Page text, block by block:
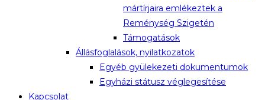
mártírjaira emlékeztek a
Reménység Szigetén
Támogatások
Állásfoglalások, nyilatkozatok
Egyéb gyülekezeti dokumentumok
Egyházi státusz véglegesítése
Kapcsolat